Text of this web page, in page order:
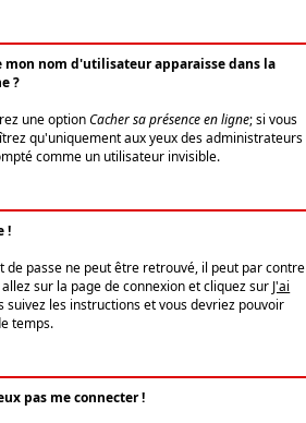
nom d'utilisateur apparaisse dans la
?
une optionCacher sa présence en ligne; si vous
qu'uniquement aux yeux des administrateurs
comme un utilisateur invisible.
!
de passe ne peut être retrouvé, il peut par contre
sur la page de connexion et cliquez sur J'ai
suivez les instructions et vous devriez pouvoir
temps.
pas me connecter !